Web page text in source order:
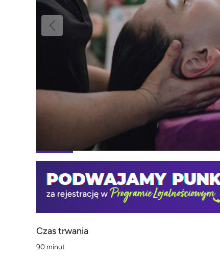
Czas trwania
90 minut